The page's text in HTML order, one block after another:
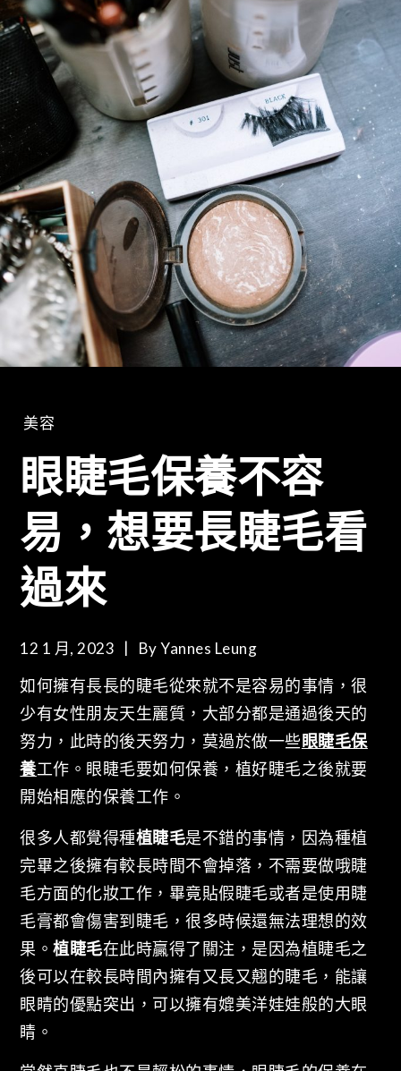
美容
眼睫毛保養不容
易，想要長睫毛看
過來
12 1 月, 2023 ByYannes Leung
如何擁有長長的睫毛從來就不是容易的事情，很
少有女性朋友天生麗質，大部分都是通過後天的
努力，此時的後天努力，莫過於做一些眼睫毛保
養工作。眼睫毛要如何保養，植好睫毛之後就要
開始相應的保養工作。
很多人都覺得種植睫毛是不錯的事情，因為種植
完畢之後擁有較長時間不會掉落，不需要做哦睫
毛方面的化妝工作，畢竟貼假睫毛或者是使用睫
毛膏都會傷害到睫毛，很多時候還無法理想的效
果。植睫毛在此時贏得了關注，是因為植睫毛之
後可以在較長時間內擁有又長又翹的睫毛，能讓
眼睛的優點突出，可以擁有媲美洋娃娃般的大眼
睛。